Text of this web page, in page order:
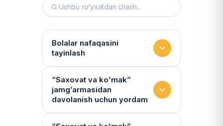
Bolalar nafaqasini
tayinlash
To‘lov miqdori
Miqdor qonunchilik bilan belgilanadi.
“Kambag‘allik chegarasidagi oila”ga
75% yoki 50% to‘lanadi
“Saxovat va koʻmak”
jamg‘armasidan
davolanish uchun yordam